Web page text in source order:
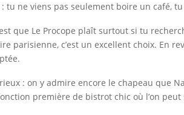
tu ne viens pas seulement boire un café,
que Le Procope plaît surtout si tu
parisienne, c’est un excellent choix. En
: on y admire encore le chapeau que
première de bistrot chic où l’on